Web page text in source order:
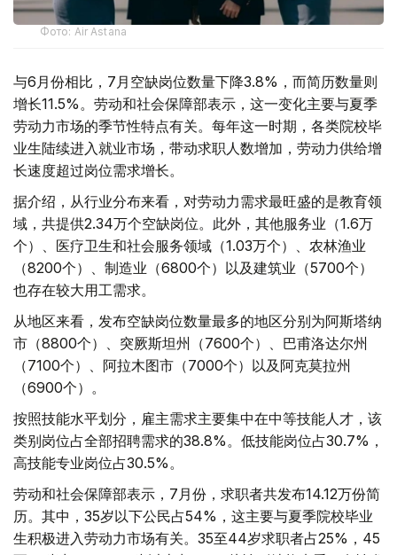
Фото: Air Astana
与6月份相比，7月空缺岗位数量下降3.8%，而简历数量则
增长11.5%。劳动和社会保障部表示，这一变化主要与夏季
劳动力市场的季节性特点有关。每年这一时期，各类院校毕
业生陆续进入就业市场，带动求职人数增加，劳动力供给增
长速度超过岗位需求增长。
据介绍，从行业分布来看，对劳动力需求最旺盛的是教育领
域，共提供2.34万个空缺岗位。此外，其他服务业（1.6万
个）、医疗卫生和社会服务领域（1.03万个）、农林渔业
（8200个）、制造业（6800个）以及建筑业（5700个）
也存在较大用工需求。
从地区来看，发布空缺岗位数量最多的地区分别为阿斯塔纳
市（8800个）、突厥斯坦州（7600个）、巴甫洛达尔州
（7100个）、阿拉木图市（7000个）以及阿克莫拉州
（6900个）。
按照技能水平划分，雇主需求主要集中在中等技能人才，该
类别岗位占全部招聘需求的38.8%。低技能岗位占30.7%，
高技能专业岗位占30.5%。
劳动和社会保障部表示，7月份，求职者共发布14.12万份简
历。其中，35岁以下公民占54%，这主要与夏季院校毕业
生积极进入劳动力市场有关。35至44岁求职者占25%，45